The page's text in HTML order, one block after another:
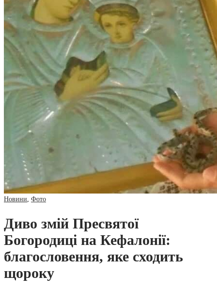
Новини Фото
Диво змій Пресвятої
Богородиці на Кефалонії:
благословення, яке сходить
щороку